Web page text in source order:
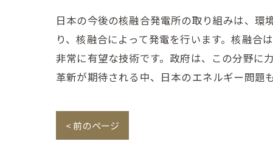
日本の今後の核融合発電所の取り組みは、環
り、核融合によって発電を行います。核融合
非常に有望な技術です。政府は、この分野に
革新が期待される中、日本のエネルギー問題
< 前のページ